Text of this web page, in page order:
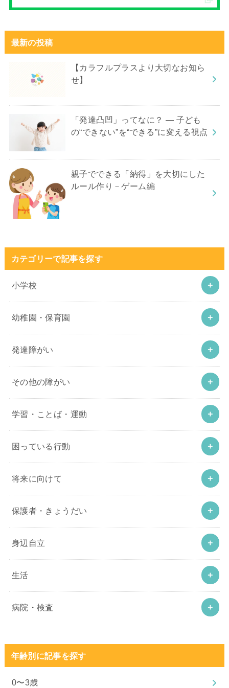
最新の投稿
【カラフルプラスより大切なお知ら
せ】
「発達凸凹」ってなに？ ― 子ども
の“できない”を“できる”に変える視点
親子でできる「納得」を大切にした
ルール作り－ゲーム編
カテゴリーで記事を探す
小学校
幼稚園・保育園
発達障がい
その他の障がい
学習・ことば・運動
困っている行動
将来に向けて
保護者・きょうだい
身辺自立
生活
病院・検査
年齢別に記事を探す
0〜3歳